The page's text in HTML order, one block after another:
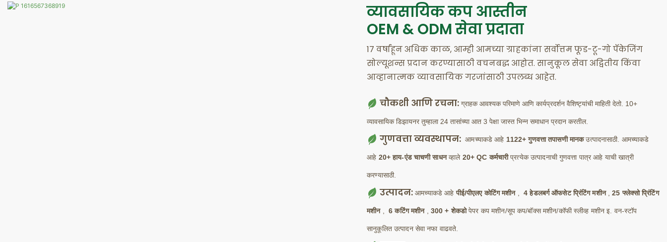
व्यावसायिक कप आस्तीन
OEM & ODM सेवा प्रदाता
17 वर्षांहून अधिक काळ, आम्ही आमच्या ग्राहकांना सर्वोत्तम फूड-टू-गो पॅकेजिंग
सोल्यूशन्स प्रदान करण्यासाठी वचनबद्ध आहोत. सानुकूल सेवा अद्वितीय किंवा
आव्हानात्मक व्यावसायिक गरजांसाठी उपलब्ध आहेत.
चौकशी आणि रचना:ग्राहक आवश्यक परिमाणे आणि कार्यप्रदर्शन वैशिष्ट्यांची माहिती देतो. 10+
व्यावसायिक डिझायनर तुम्हाला 24 तासांच्या आत 3 पेक्षा जास्त भिन्न समाधान प्रदान करतील.
गुणवत्ता व्यवस्थापन: आमच्याकडे आहे 1122+ गुणवत्ता तपासणी मानकउत्पादनासाठी. आमच्याकडे
आहे 20+ हाय-एंड चाचणी साधनव्हाले 20+ QC कर्मचारीप्रत्येक उत्पादनाची गुणवत्ता पात्र आहे याची खात्री
करण्यासाठी.
उत्पादन:आमच्याकडे आहेपीई/पीएलए कोटिंग मशीन 4 हेडलबर्ग ऑफसेट प्रिंटिंग मशीन ,25 फ्लेक्सो प्रिंटिंग
मशीन 6 कटिंग मशीन 300 + शेकडोपेपर कप मशीन/सूप कप/बॉक्स मशीन/कॉफी स्लीव्ह मशीन इ. वन-स्टॉप
सानुकूलित उत्पादन सेवा नफा वाढवते.